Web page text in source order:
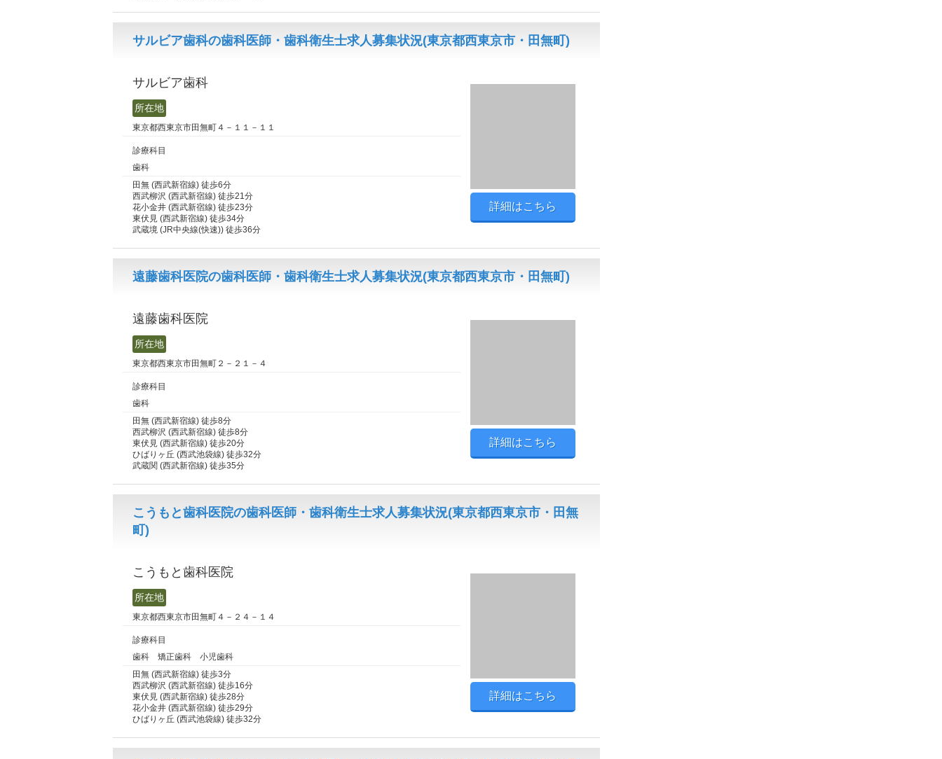
サルビア歯科の歯科医師・歯科衛生士求人募集状況(東京都西東京市・田無町)
サルビア歯科
詳細はこちら
所在地
東京都西東京市田無町４－１１－１１
診療科目
歯科
田無 (西武新宿線) 徒歩6分
西武柳沢 (西武新宿線) 徒歩21分
花小金井 (西武新宿線) 徒歩23分
東伏見 (西武新宿線) 徒歩34分
武蔵境 (JR中央線(快速)) 徒歩36分
遠藤歯科医院の歯科医師・歯科衛生士求人募集状況(東京都西東京市・田無町)
遠藤歯科医院
詳細はこちら
所在地
東京都西東京市田無町２－２１－４
診療科目
歯科
田無 (西武新宿線) 徒歩8分
西武柳沢 (西武新宿線) 徒歩8分
東伏見 (西武新宿線) 徒歩20分
ひばりヶ丘 (西武池袋線) 徒歩32分
武蔵関 (西武新宿線) 徒歩35分
こうもと歯科医院の歯科医師・歯科衛生士求人募集状況(東京都西東京市・田無
町)
こうもと歯科医院
詳細はこちら
所在地
東京都西東京市田無町４－２４－１４
診療科目
歯科 矯正歯科 小児歯科
田無 (西武新宿線) 徒歩3分
西武柳沢 (西武新宿線) 徒歩16分
東伏見 (西武新宿線) 徒歩28分
花小金井 (西武新宿線) 徒歩29分
ひばりヶ丘 (西武池袋線) 徒歩32分